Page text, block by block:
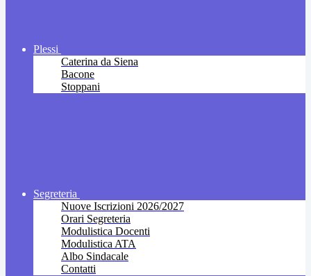
Plessi
Caterina da Siena
Bacone
Stoppani
Segreteria
Nuove Iscrizioni 2026/2027
Orari Segreteria
Modulistica Docenti
Modulistica ATA
Albo Sindacale
Contatti